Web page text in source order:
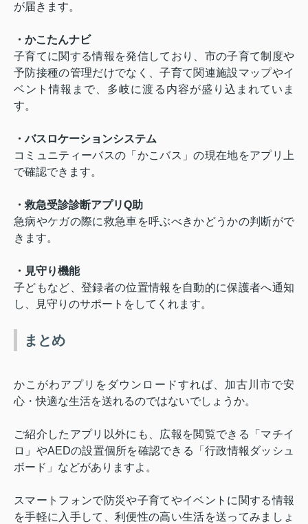
が届きます。
・かこたんナビ
子育てに関する情報を発信しており、市の子育て制度や
予防接種の管理だけでなく、子育て関連施設マップやイ
ベント情報まで、多岐に渡る内容が盛り込まれていま
す。
・バスロケーションシステム
コミュニティーバスの「かこバス」の現在地をアプリ上
で確認できます。
・救急受診診断アプリQ助
急病やケガの際に救急車を呼ぶべきかどうかの判断がで
きます。
・見守り機能
子どもなど、登録者の位置情報を自動的に保護者へ通知
し、見守りのサポートをしてくれます。
まとめ
かこがわアプリをダウンロードすれば、加古川市で安
心・快適な生活を送れるのではないでしょうか。
ご紹介したアプリ以外にも、広報を閲覧できる「マチイ
ロ」やAEDの設置個所を確認できる「行政情報ダッシュ
ボード」などがありますよ。
スマートフォンで防災や子育てやイベントに関する情報
を手軽に入手して、利便性の高い生活を送ってみましょ